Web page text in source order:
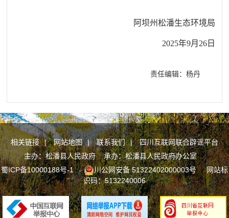
阿坝州松潘生态环境局
2025年9月26日
责任编辑：杨丹
相关链接 | 网站地图 | 联系我们 |
四川互联网联合辟谣平台
主办：松潘县人民政府 承办：松潘县人民政府办公室
蜀ICP备10000188号-1
川公网安备 51322402000003号网站标
识码：5132240006